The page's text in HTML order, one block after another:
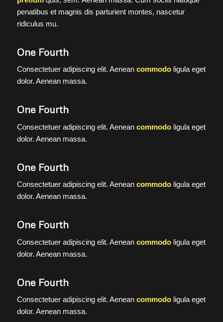
penatibus et magnis dis parturient montes, nascetur
ridiculus mu.
One Fourth
Consectetuer adipiscing elit. Aenean commodoligula eget
dolor. Aenean massa.
One Fourth
Consectetuer adipiscing elit. Aenean commodoligula eget
dolor. Aenean massa.
One Fourth
Consectetuer adipiscing elit. Aenean commodoligula eget
dolor. Aenean massa.
One Fourth
Consectetuer adipiscing elit. Aenean commodoligula eget
dolor. Aenean massa.
One Fourth
Consectetuer adipiscing elit. Aenean commodoligula eget
dolor. Aenean massa.